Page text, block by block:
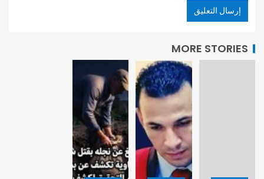
MORE STORIES